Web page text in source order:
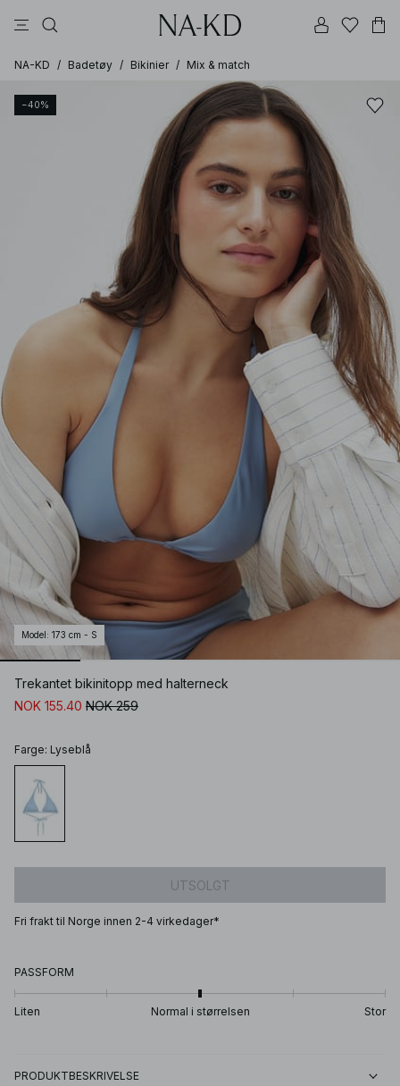
NA-KD / Badetøy / Bikinier / Mix & match
−40%
Model : 173 cm - S
Trekantet bikinitopp med halterneck
NOK 155.40 NOK 259
Farge: Lyseblå
UTSOLGT
Fri frakt til Norge innen 2-4 virkedager*
PASSFORM
Liten Normal i størrelsen Stor
PRODUKTBESKRIVELSE